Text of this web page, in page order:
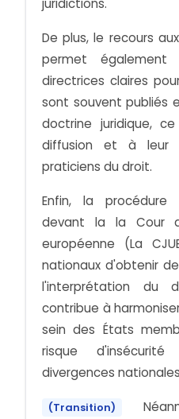
juridictions.
De plus, le recours
permet
directrices claires
sont souvent publiés
doctrine juridique,
diffusion et à leur
praticiens du droit.
Enfin, la procédure
devant la la Cour
européenne (La
nationaux d'obtenir
l'interprétation du
contribue à
sein des États
risque
divergences
(Transition)